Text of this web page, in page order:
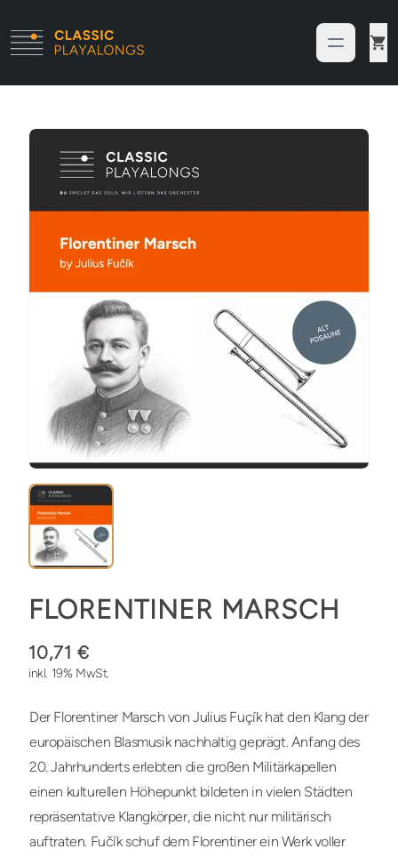
FLORENTINER MARSCH
10,71 €
inkl. 19% MwSt.
Der Florentiner Marsch von Julius Fuçík hat den Klang der
europäischen Blasmusik nachhaltig geprägt. Anfang des
20. Jahrhunderts erlebten die großen Militärkapellen
einen kulturellen Höhepunkt bildeten in vielen Städten
repräsentative Klangkörper, die nicht nur militärisch
auftraten. Fučík schuf dem Florentiner ein Werk voller